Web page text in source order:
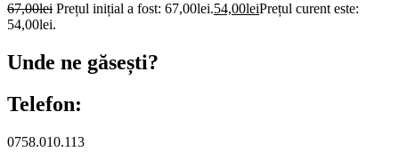
67,00lei Prețul inițial a fost: 67,00lei.54,00leiPrețul curent este:
54,00lei.
Unde ne găsești?
Telefon:
0758.010.113